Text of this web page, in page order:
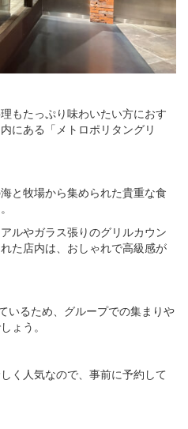
もたっぷり味わいたい方におす
にある「メトロポリタングリ
と牧場から集められた貴重な食
ルやガラス張りのグリルカウン
た店内は、おしゃれで高級感が
いるため、グループでの集まりや
ょう。
く人気なので、事前に予約して